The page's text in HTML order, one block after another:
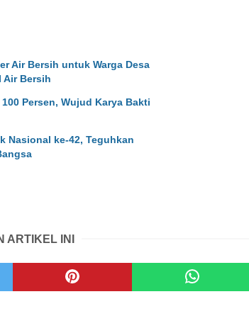
Air Bersih untuk Warga Desa
Air Bersih
Persen, Wujud Karya Bakti
Nasional ke-42, Teguhkan
ARTIKEL INI